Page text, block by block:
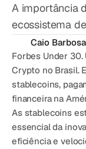
RECURSOS
Jurídico
Glossário
CATEGORY
Solution Name
Solution Name
A importância
ecossistema
Caio Barbosa
Forbes Under
Crypto no Brasil.
stablecoins,
financeira na
As stablecoins
essencial da
eficiência e